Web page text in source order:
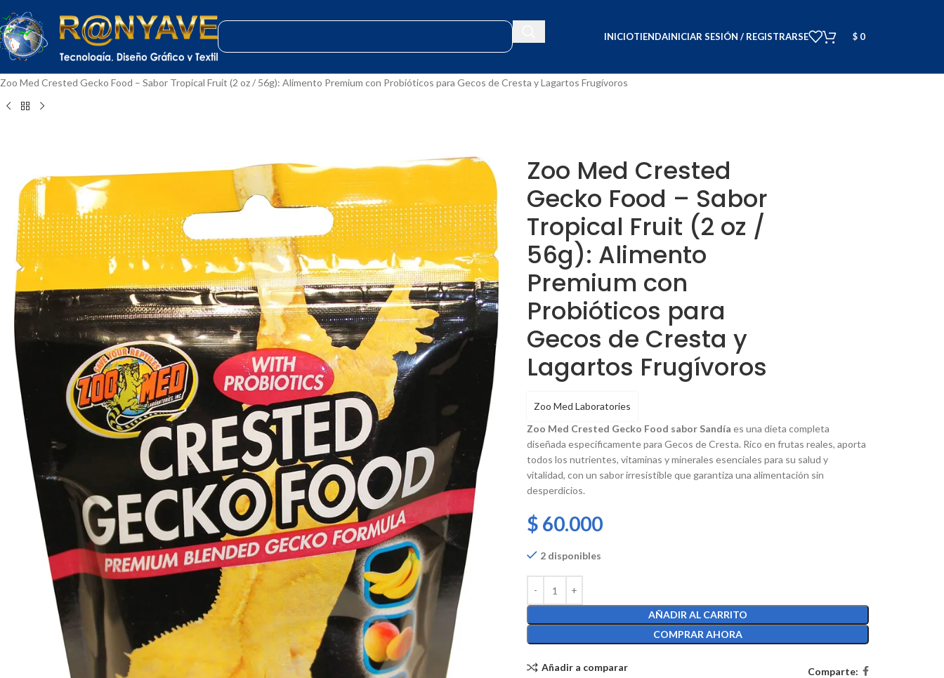
INICIOTIENDAINICIAR SESIÓN / REGISTRARSE $ 0
Zoo Med Crested Gecko Food – Sabor Tropical Fruit (2 oz / 56g): Alimento Premium con Probióticos para Gecos de Cresta y Lagartos Frugívoros
Zoo Med Crested
Gecko Food – Sabor
Tropical Fruit (2 oz /
56g): Alimento
Premium con
Probióticos para
Gecos de Cresta y
Lagartos Frugívoros
Zoo Med Laboratories
Zoo Med Crested Gecko Food sabor Sandía es una dieta completa
diseñada específicamente para Gecos de Cresta. Rico en frutas reales, aporta
todos los nutrientes, vitaminas y minerales esenciales para su salud y
vitalidad, con un sabor irresistible que garantiza una alimentación sin
desperdicios.
$ 60.000
2 disponibles
AÑADIR AL CARRITO
COMPRAR AHORA
Añadir a comparar
Comparte: